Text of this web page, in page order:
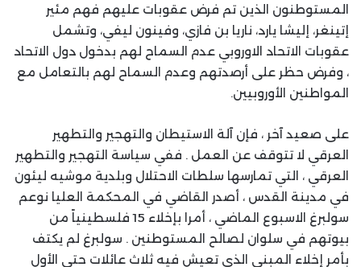
المستوطنون الذين تم فرض عقوبات عليهم فهم مئير
إتينغر، إليشا يارد، ناريا بن فازي، وفينون ليفي، وتشمل
عقوبات الاتحاد الاوروبي عدم السماح لهم بدخول دول الاتحاد
، وفرض حظر على أرصدتهم وعدم السماح لهم بالتعامل مع
المواطنين الأوروبيين.
على صعيد آخر ، فإن آلة الاستيطان والتهجير والتطهير
العرقي لا تتوقف عن العمل . ففي سياسة التهجير والتطهير
العرقي ، التي تمارسها سلطات الاحتلال وبلدية موشيه ليئون
في مدينة القدس ، أصدر القاضي في المحكمة العليا نوعم
سولبرغ الاسبوع الماضي ، أمرا بإخلاء 15 فلسطينياً من
بيوتهم في سلوان لصالح المستوطنين . سولبرغ لم يكتف
بأمر إخلاء المبنى الذي تعيش فيه ثلاث عائلات حتى الأول